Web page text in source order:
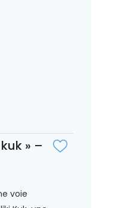
» –
voie